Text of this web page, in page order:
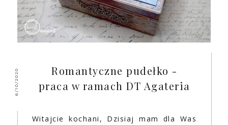
6/10/2020
Romantyczne pudełko -
praca w ramach DT Agateria
Witajcie kochani, Dzisiaj mam dla Was